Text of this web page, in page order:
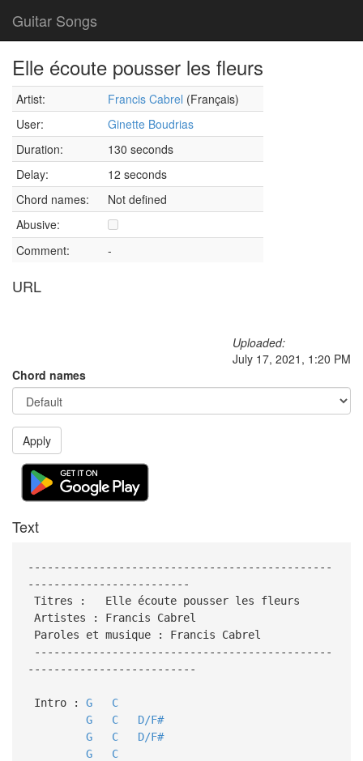
Guitar Songs
Elle écoute pousser les fleurs
Artist: Francis Cabrel (Français)
User:
Ginette Boudrias
Duration:
130 seconds
Delay:
12 seconds
Chord names:
Not defined
Abusive:
Comment:
-
URL
Uploaded:
July 17, 2021, 1:20 PM
Chord names
Apply
Text
-----------------------------------------------
-------------------------
Titres : Elle écoute pousser les fleurs
Artistes : Francis Cabrel
Paroles et musique : Francis Cabrel
----------------------------------------------
--------------------------
Intro : G
C
G
C
D/F#
G
C
D/F#
G
C